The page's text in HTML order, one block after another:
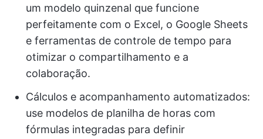
um modelo quinzenal que funcione
perfeitamente com o Excel, o Google Sheets
e ferramentas de controle de tempo para
otimizar o compartilhamento e a
colaboração.
Cálculos e acompanhamento automatizados:
use modelos de planilha de horas com
fórmulas integradas para definir